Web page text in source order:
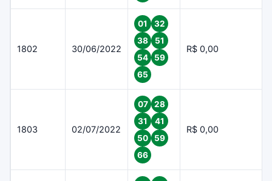
1802 30/06/2022
01
32
38
51
54
59
65
R$ 0,00
1803 02/07/2022
07
28
31
41
50
59
66
R$ 0,00